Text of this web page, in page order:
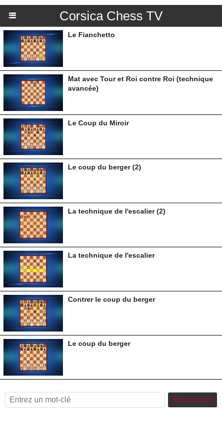
Corsica Chess TV
Le Fianchetto
Mat avec Tour et Roi contre Roi (technique
avancée)
Le Coup du Miroir
Le coup du berger (2)
La technique de l'escalier (2)
La technique de l'escalier
Contrer le coup du berger
Le coup du berger
Rechercher